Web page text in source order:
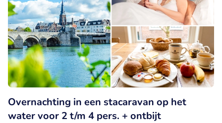
Overnachting in een stacaravan op het
water voor 2 t/m 4 pers. + ontbijt